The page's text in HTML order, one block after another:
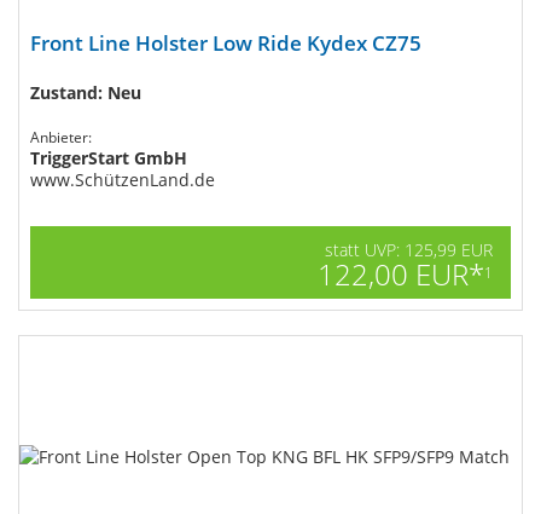
Front Line Holster Low Ride Kydex CZ75
Zustand: Neu
Anbieter:
TriggerStart GmbH
www.SchützenLand.de
statt UVP: 125,99 EUR
122,00 EUR*1